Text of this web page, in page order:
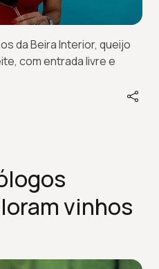
da Beira Interior, queijo
com entrada livre e
vinhos